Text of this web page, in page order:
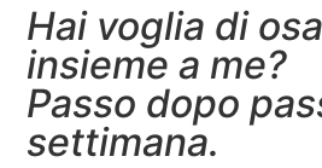
Hai voglia di
insieme a me?
Passo dopo
settimana.